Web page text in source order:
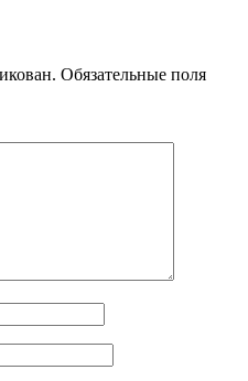
Обязательные поля